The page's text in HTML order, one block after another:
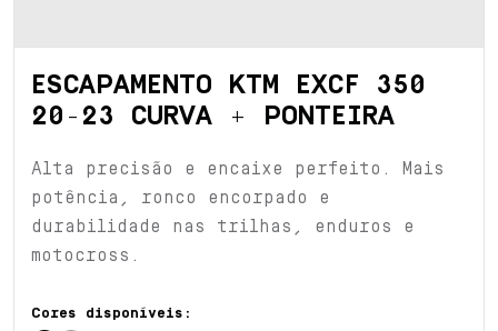
ESCAPAMENTO KTM EXCF 350
20-23 CURVA + PONTEIRA
Alta precisão e encaixe perfeito. Mais
potência, ronco encorpado e
durabilidade nas trilhas, enduros e
motocross.
Cores disponíveis: